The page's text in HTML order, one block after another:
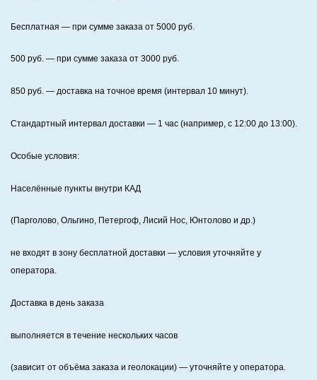
Бесплатная — при сумме заказа от 5000 руб.
500 руб. — при сумме заказа от 3000 руб.
850 руб. — доставка на точное время (интервал 10 минут).
Стандартный интервал доставки — 1 час (например, с 12:00 до 13:00).
Особые условия:
Населённые пункты внутри КАД
(Парголово, Ольгино, Петергоф, Лисий Нос, Юнтолово и др.)
не входят в зону бесплатной доставки — условия уточняйте у
оператора.
Доставка в день заказа
выполняется в течение нескольких часов
(зависит от объёма заказа и геолокации) — уточняйте у оператора.